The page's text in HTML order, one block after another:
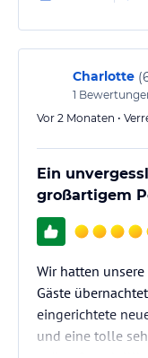
Pferdestärken
Sattelkammer
kann es sehr
hilfsbereitCharlotte (
1
Vor 2 Monaten •
Ein
großartigem
Wir hatten
Gäste
eingerichtete
und eine tolle